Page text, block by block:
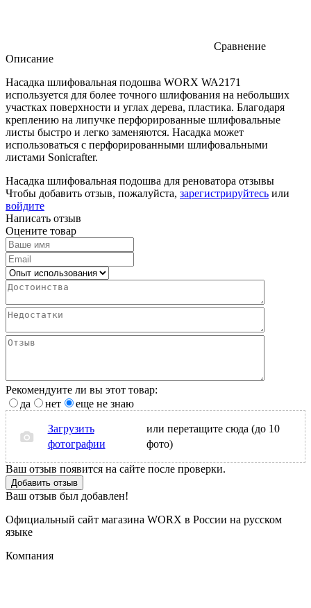
Сравнение
Описание
Насадка шлифовальная подошва WORX WA2171
используется для более точного шлифования на небольших
участках поверхности и углах дерева, пластика. Благодаря
креплению на липучке перфорированные шлифовальные
листы быстро и легко заменяются. Насадка может
использоваться с перфорированными шлифовальными
листами Sonicrafter.
Насадка шлифовальная подошва для реноватора отзывы
Чтобы добавить отзыв, пожалуйста, зарегистрируйтесь или
войдите
Написать отзыв
Оцените товар
Рекомендуите ли вы этот товар:
да
нет еще не знаю
Загрузить
фотографии
или перетащите сюда (до 10
фото)
Ваш отзыв появится на сайте после проверки.
Добавить отзыв
Ваш отзыв был добавлен!
Официальный сайт магазина WORX в России на русском
языке
Компания